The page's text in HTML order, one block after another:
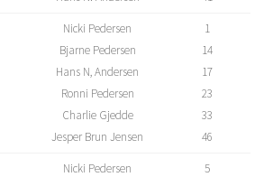
Nicki Pedersen
Bjarne Pedersen
Hans N, Andersen
Ronni Pedersen
Charlie Gjedde
Jesper Brun Jensen
1
14
17
23
33
46
Nicki Pedersen
5